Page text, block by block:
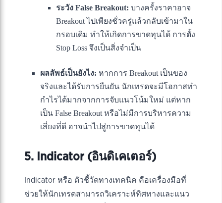
ระวัง False Breakout: บางครั้งราคาอาจ
Breakout ไปเพียงชั่วครู่แล้วกลับเข้ามาใน
กรอบเดิม ทำให้เกิดการขาดทุนได้ การตั้ง
Stop Loss จึงเป็นสิ่งจำเป็น
ผลลัพธ์เป็นยังไง: หากการ Breakout เป็นของ
จริงและได้รับการยืนยัน นักเทรดจะมีโอกาสทำ
กำไรได้มากจากการจับแนวโน้มใหม่ แต่หาก
เป็น False Breakout หรือไม่มีการบริหารความ
เสี่ยงที่ดี อาจนำไปสู่การขาดทุนได้
5. Indicator (อินดิเคเตอร์)
Indicator หรือ ตัวชี้วัดทางเทคนิค คือเครื่องมือที่
ช่วยให้นักเทรดสามารถวิเคราะห์ทิศทางและแนว